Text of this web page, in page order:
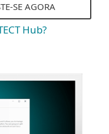
SE AGORA
Hub?